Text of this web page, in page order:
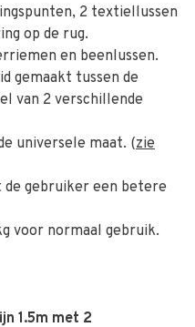
2 textiellussen
op de rug.
en beenlussen.
gemaakt tussen de
van 2 verschillende
universele maat. (zie
gebruiker een betere
voor normaal gebruik.
1.5m met 2